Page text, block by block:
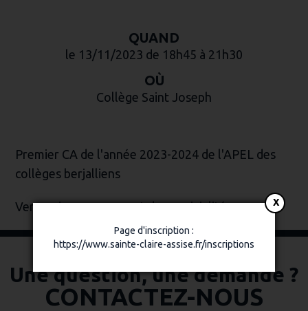
QUAND
le 13/11/2023 de 18h45 à 21h30
OÙ
Collège Saint Joseph
Premier CA de l'année 2023-2024 de l'APEL des
collèges berjalliens
Venez vivre un moment de convivialité
Une question, une demande ?
CONTACTEZ-NOUS
Page d'inscription :
https://www.sainte-claire-assise.fr/inscriptions